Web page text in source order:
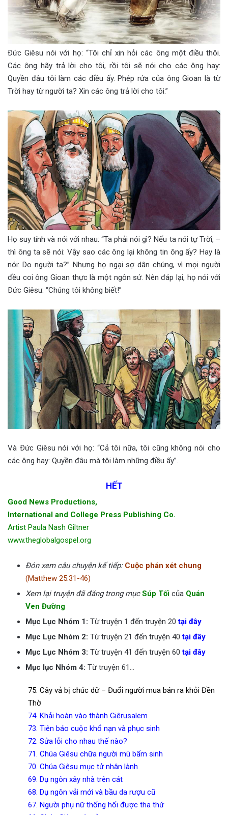
Ðức Giêsu nói với họ: “Tôi chỉ xin hỏi các ông một điều thôi.
Các ông hãy trả lời cho tôi, rồi tôi sẽ nói cho các ông hay:
Quyền đâu tôi làm các điều ấy. Phép rửa của ông Gioan là từ
Trời hay từ người ta? Xin các ông trả lời cho tôi.”
Họ suy tính và nói với nhau: “Ta phải nói gì? Nếu ta nói tự Trời, –
thì ông ta sẽ nói: Vậy sao các ông lại không tin ông ấy? Hay là
nói: Do người ta?” Nhưng họ ngại sợ dân chúng, vì mọi người
đều coi ông Gioan thực là một ngôn sứ. Nên đáp lại, họ nói với
Ðức Giêsu: “Chúng tôi không biết!”
Và Ðức Giêsu nói với họ: “Cả tôi nữa, tôi cũng không nói cho
các ông hay: Quyền đâu mà tôi làm những điều ấy”.
HẾT
Good News Productions,
International and College Press Publishing Co.
Artist Paula Nash Giltner
www.theglobalgospel.org
Đón xem câu chuyện kế tiếp: Cuộc phán xét chung
(Matthew 25:31-46)
Xem lại truyện đã đăng trong mụcSúp Tối của Quán
Ven Đường
Mục Lục Nhóm 1: Từ truyện 1 đến truyện 20tại đây
Mục Lục Nhóm 2: Từ truyện 21 đến truyện 40 tại đây
Mục Lục Nhóm 3: Từ truyện 41 đến truyện 60tại đây
Mục lục Nhóm 4: Từ truyện 61…
75. Cây vả bị chúc dữ – Đuổi người mua bán ra khỏi Đền
Thờ
74. Khải hoàn vào thành Giêrusalem
73. Tiên báo cuộc khổ nạn và phục sinh
72. Sửa lỗi cho nhau thế nào?
71. Chúa Giêsu chữa người mù bẩm sinh
70. Chúa Giêsu mục tử nhân lành
69. Dụ ngôn xây nhà trên cát
68. Dụ ngôn vải mới và bầu da rượu cũ
67. Người phụ nữ thống hối được tha thứ